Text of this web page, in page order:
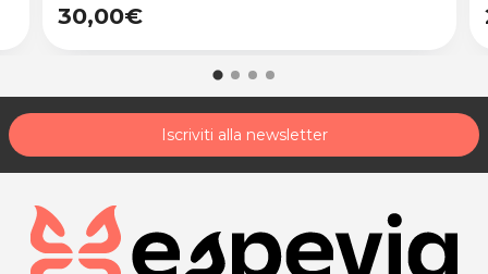
30,00€
Iscriviti alla newsletter